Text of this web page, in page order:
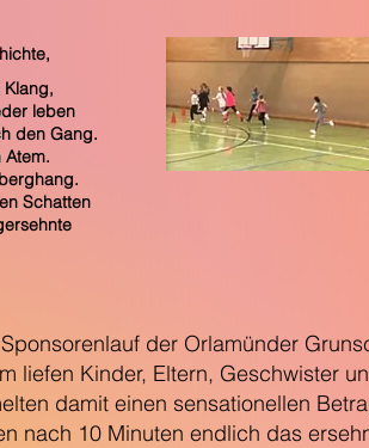
Klang,
leben
den Gang.
Schatten
der Orlamünder
liefen Kinder, Eltern, Geschwister
damit einen sensationellen
nach 10 Minuten endlich das